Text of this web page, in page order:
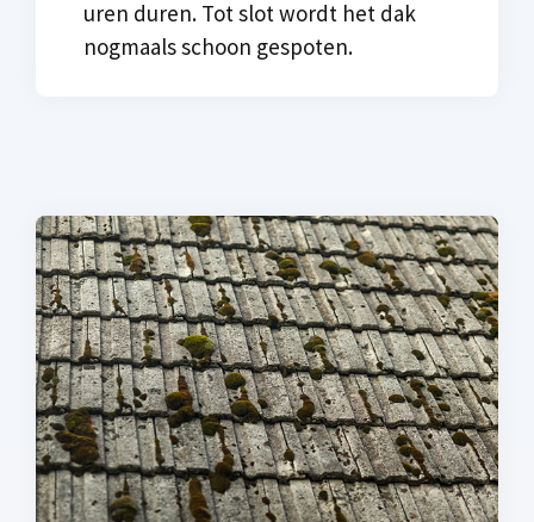
uren duren. Tot slot wordt het dak
nogmaals schoon gespoten.